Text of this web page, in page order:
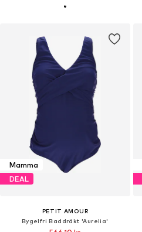
Mamma
DEAL
PETIT AMOUR
Bygelfri Baddräkt 'Aurelia'